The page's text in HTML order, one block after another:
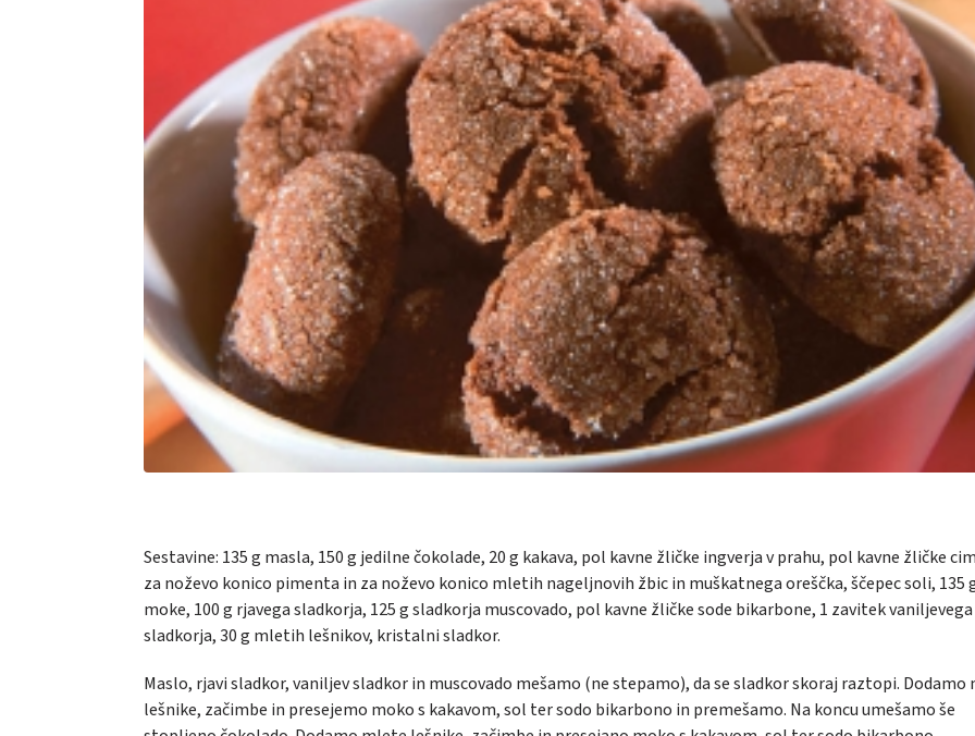
Sestavine: 135 g masla, 150 g jedilne čokolade, 20 g kakava, pol kavne žličke ingverja v prahu, pol kavne žličke
za noževo konico pimenta in za noževo konico mletih nageljnovih žbic in muškatnega oreščka, ščepec soli, 135
moke, 100 g rjavega sladkorja, 125 g sladkorja muscovado, pol kavne žličke sode bikarbone, 1 zavitek vaniljevega
sladkorja, 30 g mletih lešnikov, kristalni sladkor.
Maslo, rjavi sladkor, vaniljev sladkor in muscovado mešamo (ne stepamo), da se sladkor skoraj raztopi. Dodamo
lešnike, začimbe in presejemo moko s kakavom, sol ter sodo bikarbono in premešamo. Na koncu umešamo še